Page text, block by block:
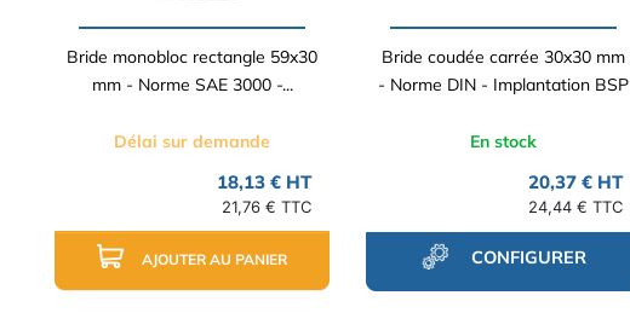
Bride monobloc rectangle 59x30
mm - Norme SAE 3000 -...
Délai sur demande
18,13 € HT
21,76 € TTC
AJOUTER AU PANIER
Bride coudée carrée 30x30 mm
- Norme DIN - Implantation BSP
En stock
20,37 € HT
24,44 € TTC
CONFIGURER